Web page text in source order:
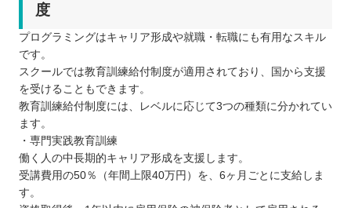
度
プログラミングはキャリア形成や就職・転職にも有用なスキル
です。
スクールでは教育訓練給付制度が適用されており、国から支援
を受けることもできます。
教育訓練給付制度には、レベルに応じて3つの種類に分かれてい
ます。
・専門実践教育訓練
働く人の中長期的キャリア形成を支援します。
受講費用の50％（年間上限40万円）を、6ヶ月ごとに支給しま
す。